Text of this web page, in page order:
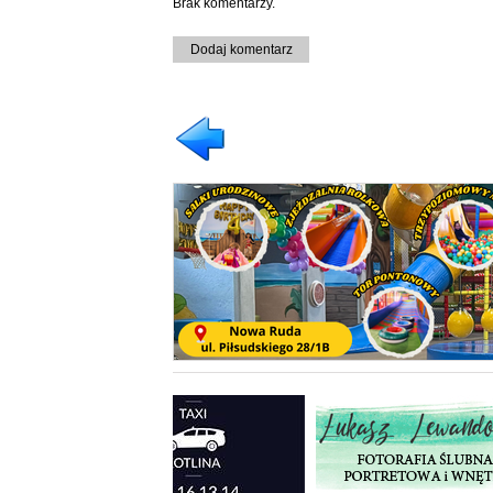
Brak komentarzy.
Dodaj komentarz